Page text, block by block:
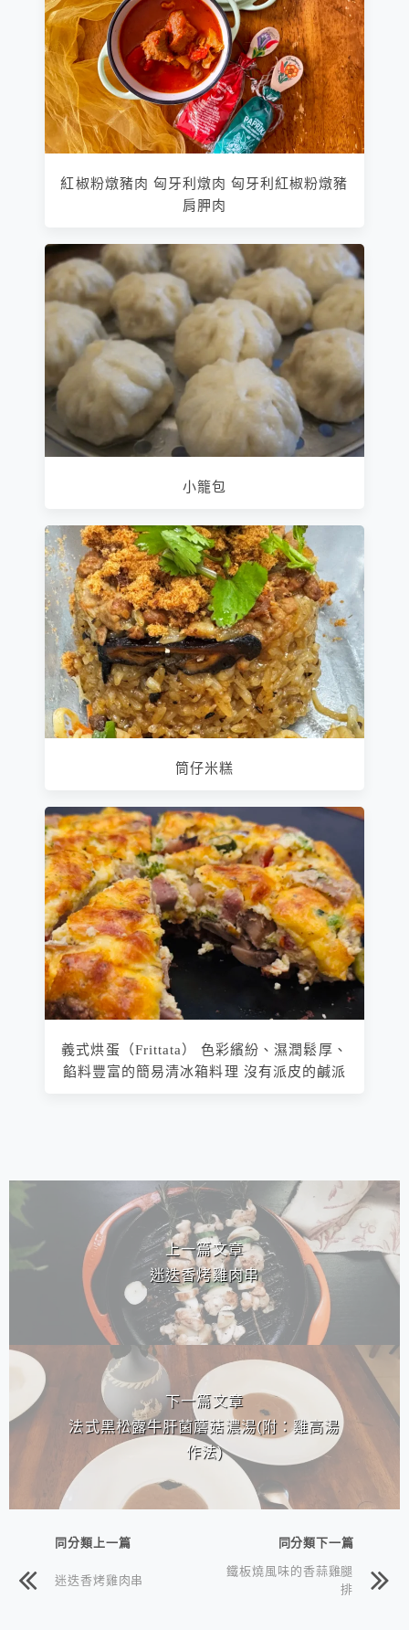
紅椒粉燉豬肉 匈牙利燉肉 匈牙利紅椒粉燉豬
肩胛肉
小籠包
筒仔米糕
義式烘蛋（Frittata） 色彩繽紛、濕潤鬆厚、
餡料豐富的簡易清冰箱料理 沒有派皮的鹹派
上一篇文章
迷迭香烤雞肉串
下一篇文章
法式黑松露牛肝菌蘑菇濃湯(附：雞高湯
作法)
同分類上一篇
迷迭香烤雞肉串
同分類下一篇
鐵板燒風味的香蒜雞腿
排